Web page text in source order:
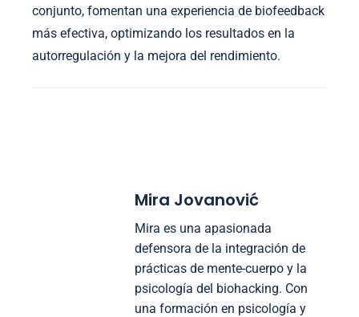
conjunto, fomentan una experiencia de biofeedback
más efectiva, optimizando los resultados en la
autorregulación y la mejora del rendimiento.
Mira Jovanović
Mira es una apasionada
defensora de la integración de
prácticas de mente-cuerpo y la
psicología del biohacking. Con
una formación en psicología y